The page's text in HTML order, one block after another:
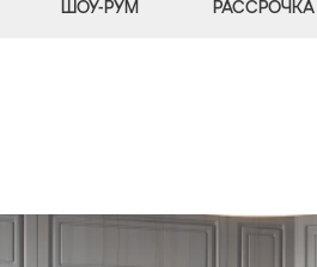
ШОУ-РУМ РАССРОЧКА